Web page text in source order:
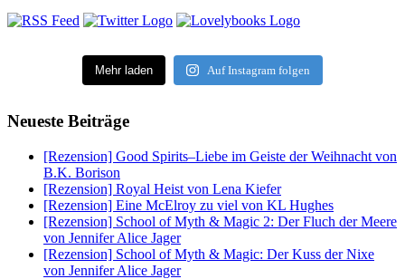
Mehr laden Auf Instagram folgen
Neueste Beiträge
[Rezension] Good Spirits–Liebe im Geiste der Weihnacht von
B.K. Borison
[Rezension] Royal Heist von Lena Kiefer
[Rezension] Eine McElroy zu viel von KL Hughes
[Rezension] School of Myth & Magic 2: Der Fluch der Meere
von Jennifer Alice Jager
[Rezension] School of Myth & Magic: Der Kuss der Nixe
von Jennifer Alice Jager